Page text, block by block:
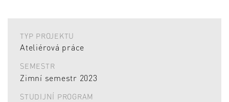
TYP PROJEKTU
Ateliérová práce
SEMESTR
Zimní semestr 2023
STUDIJNÍ PROGRAM